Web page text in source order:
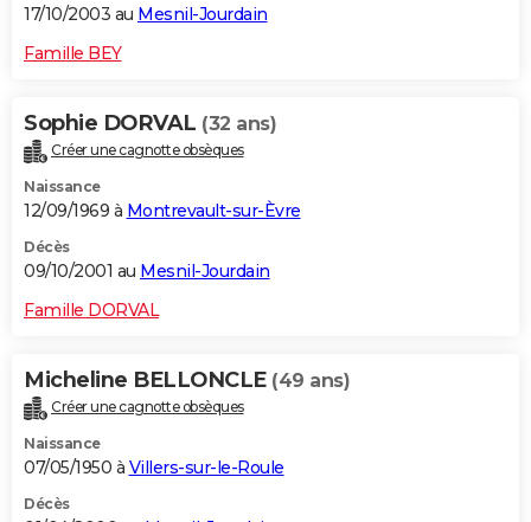
17/10/2003 au Mesnil-Jourdain
Famille BEY
Sophie DORVAL (32 ans)
Créer une cagnotte obsèques
Naissance
12/09/1969 à Montrevault-sur-Èvre
Décès
09/10/2001 au Mesnil-Jourdain
Famille DORVAL
Micheline BELLONCLE (49 ans)
Créer une cagnotte obsèques
Naissance
07/05/1950 à Villers-sur-le-Roule
Décès